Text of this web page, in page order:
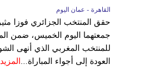
القاهرة - عمان اليوم
العودة إلى أجواء المباراة... المزيد